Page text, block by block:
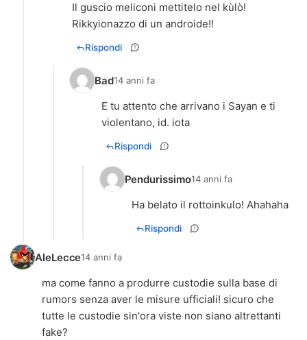
Il guscio meliconi mettitelo nel kùlò!
Rikkyionazzo di un androide!!
Rispondi
Bad14 anni fa
E tu attento che arrivano i Sayan e ti
violentano, id. iota
Rispondi
Pendurissimo14 anni fa
Ha belato il rottoinkulo! Ahahaha
Rispondi
AleLecce14 anni fa
ma come fanno a produrre custodie sulla base di
rumors senza aver le misure ufficiali! sicuro che
tutte le custodie sin'ora viste non siano altrettanti
fake?